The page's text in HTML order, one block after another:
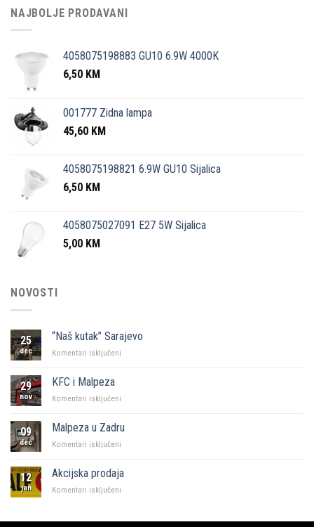
NAJBOLJE PRODAVANI
4058075198883 GU10 6.9W 4000K
6,50 KM
001777 Zidna lampa
45,60 KM
4058075198821 6.9W GU10 Sijalica
6,50 KM
4058075027091 E27 5W Sijalica
5,00 KM
NOVOSTI
25
dec
“Naš kutak” Sarajevo
Komentari isključeni
29
nov
KFC i Malpeza
Komentari isključeni
Malpeza
09
dec
Malpeza u Zadru
Komentari isključeni
Zadru
12
jan
Akcijska prodaja
Komentari isključeni